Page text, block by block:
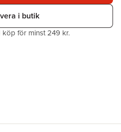
i butik
köp för minst 249 kr.